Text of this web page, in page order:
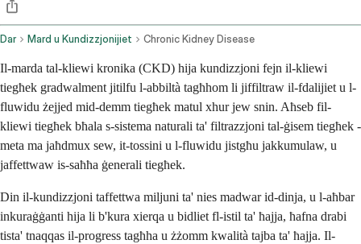
Dar Mard u Kundizzjonijiet Chronic Kidney Disease
Il-marda tal-kliewi kronika (CKD) hija kundizzjoni fejn il-kliewi
tiegħek gradwalment jitilfu l-abbiltà tagħhom li jiffiltraw il-fdalijiet u l-
fluwidu żejjed mid-demm tiegħek matul xhur jew snin. Aħseb fil-
kliewi tiegħek bħala s-sistema naturali ta' filtrazzjoni tal-ġisem tiegħek -
meta ma jaħdmux sew, it-tossini u l-fluwidu jistgħu jakkumulaw, u
jaffettwaw is-saħħa ġenerali tiegħek.
Din il-kundizzjoni taffettwa miljuni ta' nies madwar id-dinja, u l-aħbar
inkuraġġanti hija li b'kura xierqa u bidliet fl-istil ta' ħajja, ħafna drabi
tista' tnaqqas il-progress tagħha u żżomm kwalità tajba ta' ħajja. Il-